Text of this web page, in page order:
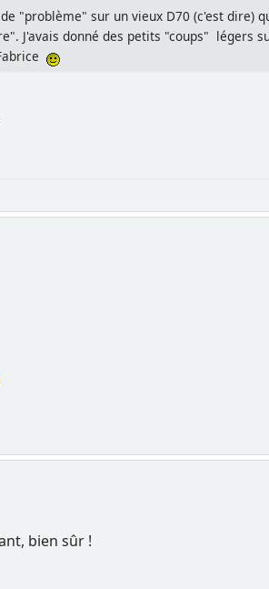
"problème" sur un vieux D70 (c'est
J'avais donné des petits "coups" légers
bien sûr !